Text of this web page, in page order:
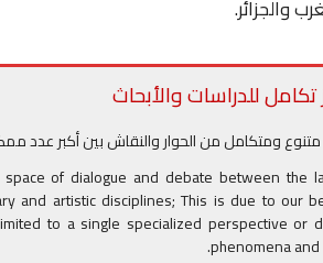
e
n
g
e
r
l
للدراسات والأبحاث
ومتكامل من الحوار والنقاش بين أكبر عدد
space of dialogue and debate between the
and artistic disciplines; This is due to our
to a single specialized perspective or
phenomena